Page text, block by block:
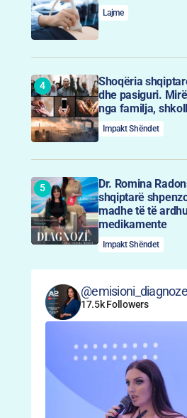
Lajme
Shoqëria
dhe pasiguri.
nga familja,
Impakt Shëndet
Dr. Romina
shqiptarë
madhe të të
medikamente
Impakt Shëndet
@emisioni_diagnoze
17.5k Followers